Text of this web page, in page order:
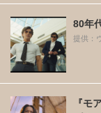
80年
提供：
『モ